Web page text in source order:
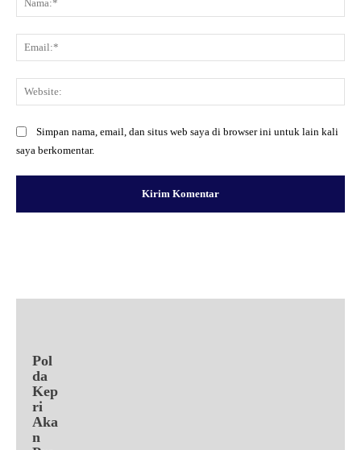
Simpan nama, email, dan situs web saya di browser ini untuk lain kali
saya berkomentar.
Pol
da
Kep
ri
Aka
n